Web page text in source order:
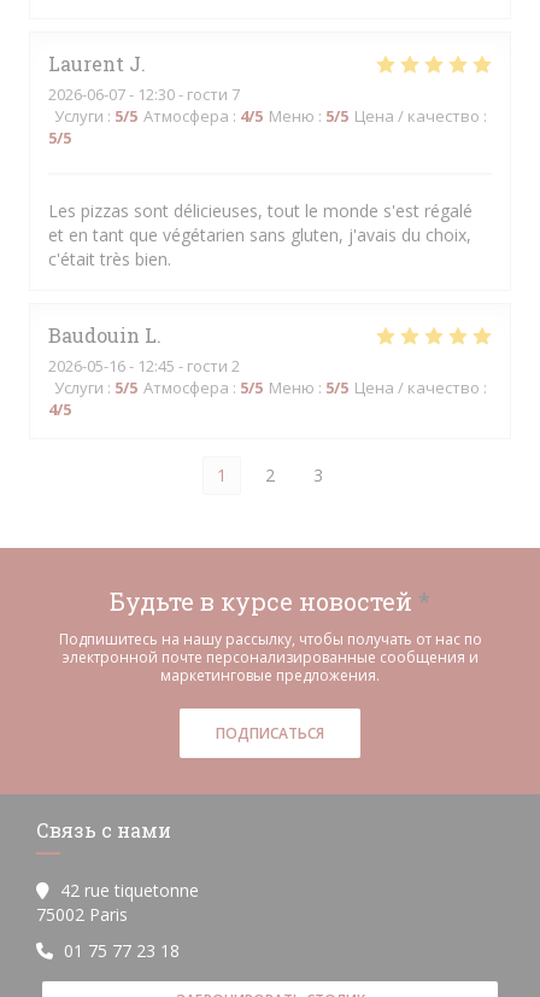
Laurent J
2026-06-07- 12:30 - гости 7
Услуги : 5/5 Атмосфера : 4/5 Меню : 5/5 Цена / качество :
5/5
Les pizzas sont délicieuses, tout le monde s'est régalé
et en tant que végétarien sans gluten, j'avais du choix,
c'était très bien.
Baudouin L
2026-05-16- 12:45 - гости 2
Услуги : 5/5 Атмосфера : 5/5 Меню : 5/5 Цена / качество :
4/5
1 2 3
Будьте в курсе новостей *
Подпишитесь на нашу рассылку, чтобы получать от нас по
электронной почте персонализированные сообщения и
маркетинговые предложения.
ПОДПИСАТЬСЯ
Связь с нами
42 rue tiquetonne
75002 Paris
01 75 77 23 18